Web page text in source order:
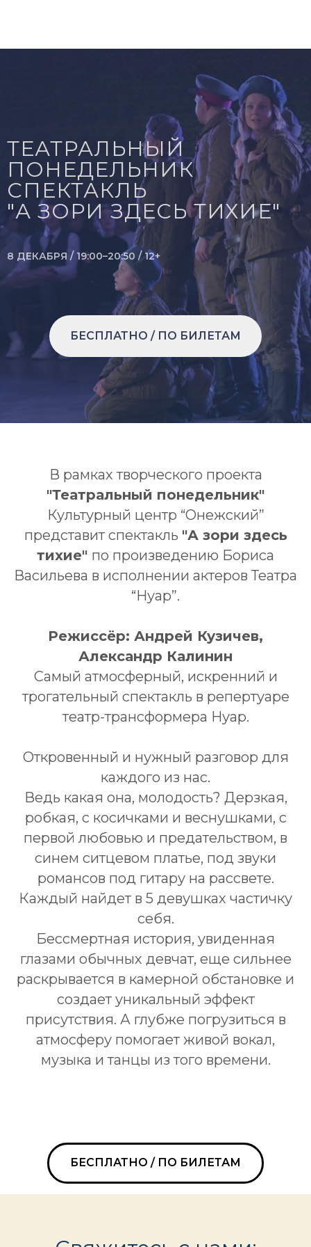
ТЕАТРАЛЬНЫЙ
ПОНЕДЕЛЬНИК
СПЕКТАКЛЬ
"А ЗОРИ ЗДЕСЬ ТИХИЕ"
8 ДЕКАБРЯ / 19:00–20:50 / 12+
БЕСПЛАТНО / ПО БИЛЕТАМ
В рамках творческого проекта
"Театральный понедельник"
Культурный центр “Онежский”
представит спектакль "А зори здесь
тихие" по произведению Бориса
Васильева в исполнении актеров Театра
“Нуар”.
Режиссёр: Андрей Кузичев,
Александр Калинин
Самый атмосферный, искренний и
трогательный спектакль в репертуаре
театр-трансформера Нуар.
Откровенный и нужный разговор для
каждого из нас.
Ведь какая она, молодость? Дерзкая,
робкая, с косичками и веснушками, с
первой любовью и предательством, в
синем ситцевом платье, под звуки
романсов под гитару на рассвете.
Каждый найдет в 5 девушках частичку
себя.
Бессмертная история, увиденная
глазами обычных девчат, еще сильнее
раскрывается в камерной обстановке и
создает уникальный эффект
присутствия. А глубже погрузиться в
атмосферу помогает живой вокал,
музыка и танцы из того времени.
БЕСПЛАТНО / ПО БИЛЕТАМ